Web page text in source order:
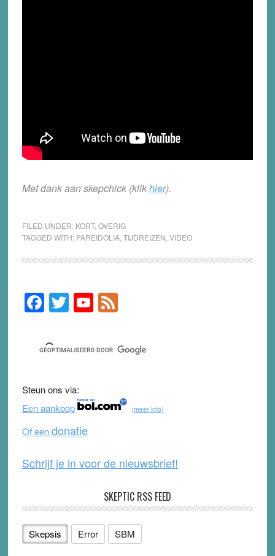
Met dank aan skepchick (klikhier).
FILED UNDER: KORT, OVERIG
TAGGED WITH: PAREIDOLIA, TIJDREIZEN VIDEO
Primary
Sidebar
F
a
c
e
b
o
o
k
T
wi
tt
er
Y
o
u
T
b
e
F
e
d
Steun ons via:
Een aankoop
(meer info)
Of eendonatie
Schrijf je in voor de nieuwsbrief!
SKEPTIC RSS FEED
Skepsis Error SBM